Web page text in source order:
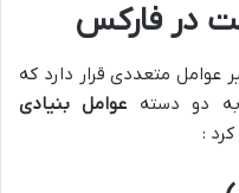
در فارکس
عوامل متعددی قرار دارد که
دو دسته عوامل بنیادی
: